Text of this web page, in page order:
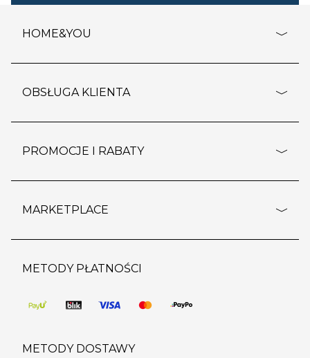
HOME&YOU
o firmie
polityka prywatności
kontakt
OBSŁUGA KLIENTA
dostawy i płatność
wypis z subskrypcji
regulamin sklepu
pozostałe regulaminy
PROMOCJE I RABATY
outlet
regulaminy promocji
MARKETPLACE
strefa marek
pomoc dla sprzedawców
METODY PŁATNOŚCI
METODY DOSTAWY